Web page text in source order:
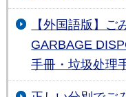
【外国語版】ご
GARBAGE
手冊・垃圾处理